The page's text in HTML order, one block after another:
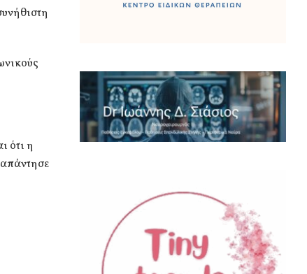
ότι η